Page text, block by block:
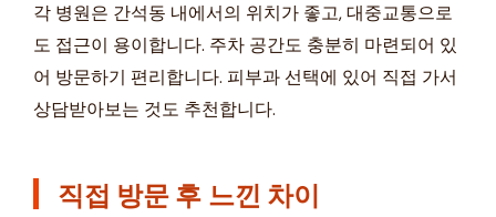
각 병원은 간석동 내에서의 위치가 좋고, 대중교통으로
도 접근이 용이합니다. 주차 공간도 충분히 마련되어 있
어 방문하기 편리합니다. 피부과 선택에 있어 직접 가서
상담받아보는 것도 추천합니다.
직접 방문 후 느낀 차이